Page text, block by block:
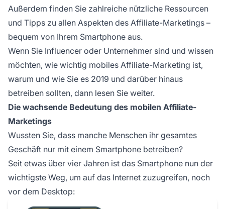
Außerdem finden Sie zahlreiche nützliche Ressourcen
und Tipps zu allen Aspekten des Affiliate-Marketings –
bequem von Ihrem Smartphone aus.
Wenn Sie Influencer oder Unternehmer sind und wissen
möchten, wie wichtig mobiles Affiliate-Marketing ist,
warum und wie Sie es 2019 und darüber hinaus
betreiben sollten, dann lesen Sie weiter.
Die wachsende Bedeutung des mobilen Affiliate-
Marketings
Wussten Sie, dass manche Menschen ihr gesamtes
Geschäft nur mit einem Smartphone betreiben?
Seit etwas über vier Jahren ist das Smartphone nun der
wichtigste Weg, um auf das Internet zuzugreifen, noch
vor dem Desktop: